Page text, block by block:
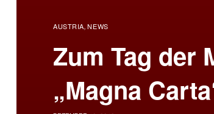
AUSTRIA, NEWS
Zum Tag der
„Magna